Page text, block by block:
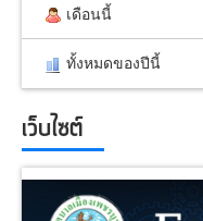
เดือนนี้
ทั้งหมดของปีนี้
เว็บไซต์